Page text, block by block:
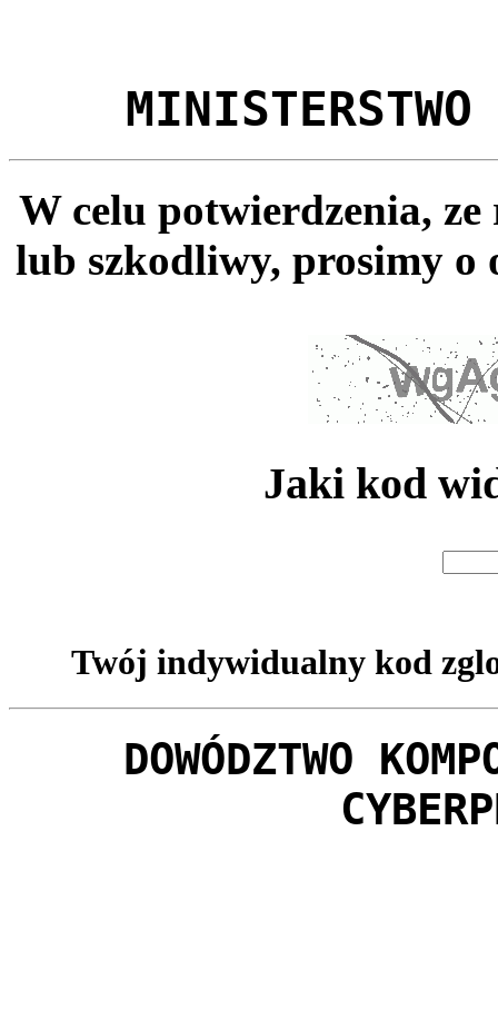
MINISTERSTWO
W celu potwierdzenia,
lub szkodliwy, prosimy o
Jaki kod
Twój indywidualny kod
DOWÓDZTWO